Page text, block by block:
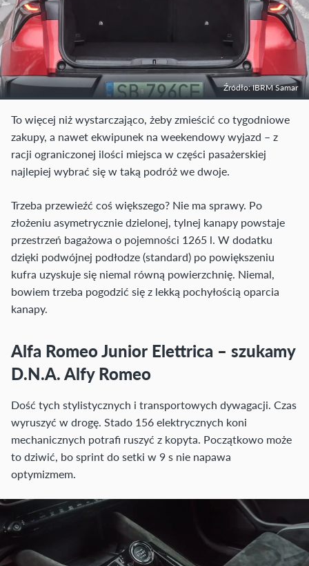
Źródło: IBRM Samar
To więcej niż wystarczająco, żeby zmieścić co tygodniowe
zakupy, a nawet ekwipunek na weekendowy wyjazd – z
racji ograniczonej ilości miejsca w części pasażerskiej
najlepiej wybrać się w taką podróż we dwoje.
Trzeba przewieźć coś większego? Nie ma sprawy. Po
złożeniu asymetrycznie dzielonej, tylnej kanapy powstaje
przestrzeń bagażowa o pojemności 1265 l. W dodatku
dzięki podwójnej podłodze (standard) po powiększeniu
kufra uzyskuje się niemal równą powierzchnię. Niemal,
bowiem trzeba pogodzić się z lekką pochyłością oparcia
kanapy.
Alfa Romeo Junior Elettrica – szukamy
D.N.A. Alfy Romeo
Dość tych stylistycznych i transportowych dywagacji. Czas
wyruszyć w drogę. Stado 156 elektrycznych koni
mechanicznych potrafi ruszyć z kopyta. Początkowo może
to dziwić, bo sprint do setki w 9 s nie napawa
optymizmem.